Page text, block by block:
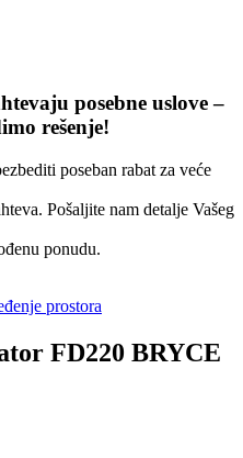
posebne uslove –
rešenje!
poseban rabat za veće
Pošaljite nam detalje Vašeg
ponudu.
prostora
FD220 BRYCE